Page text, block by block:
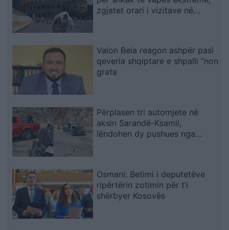
zgjatet orari i vizitave në
Valon Bela reagon ashpër pasi
qeveria shqiptare e shpalli “non
grata
Përplasen tri automjete në
aksin Sarandë-Ksamil,
lëndohen dy pushues nga
Osmani: Betimi i deputetëve
ripërtërin zotimin për t’i
shërbyer Kosovës